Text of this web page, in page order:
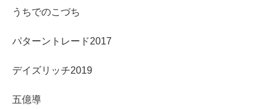
うちでのこづち
パターントレード2017
デイズリッチ2019
五億導